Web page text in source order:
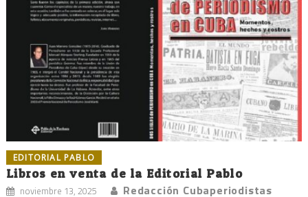
EDITORIAL PABLO
Libros en venta de la Editorial Pablo
noviembre 13, 2025 Redacción Cubaperiodistas